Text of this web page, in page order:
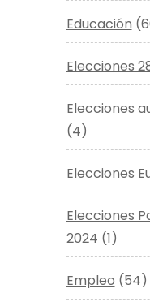
Educación
Elecciones
Elecciones
(4)
Elecciones
Elecciones
2024 (1)
Empleo (54)